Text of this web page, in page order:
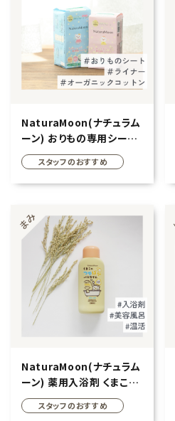
エコメイト
ナチュラプラス
アルマウィン
アルモニベルツ
コラム・特集
NaturaMoon(ナチュラム
ーン) おりもの専用シート
オーガニックコットン
100％
スタッフのおすすめ
NaturaMoon(ナチュラム
ーン) 薬用入浴剤 くまこの
つやぽかバスタイム
600ml 医薬部外品
スタッフのおすすめ